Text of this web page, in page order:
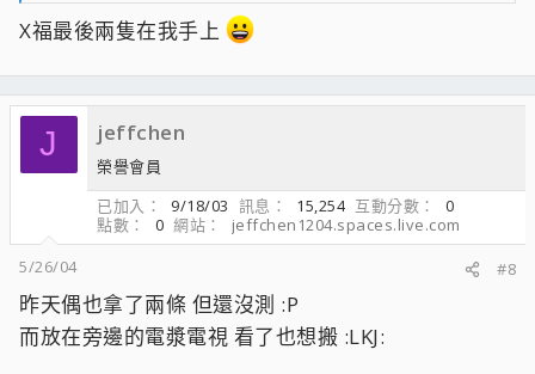
X福最後兩隻在我手上
J jeffchen
榮譽會員
已加入
9/18/03 訊息 15,254 互動分數
0
點數
0 網站
jeffchen1204.spaces.live.com
5/26/04
#8
昨天偶也拿了兩條 但還沒測 :P
而放在旁邊的電漿電視 看了也想搬 :LKJ: